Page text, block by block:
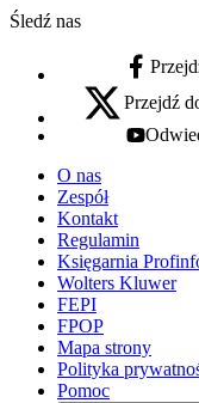
Śledź nas
facebook -
x - otwiera się w
Przejdź
youtube -
O nas
Zespół
Kontakt
Regulamin
Księgarnia
Wolters Kluwer
FEPI
FPOP
Mapa strony
Polityka
Pomoc